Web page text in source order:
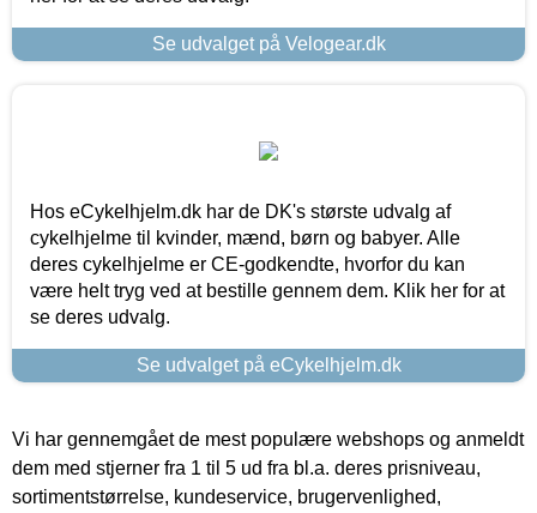
Se udvalget på Velogear.dk
Hos eCykelhjelm.dk har de DK's største udvalg af
cykelhjelme til kvinder, mænd, børn og babyer. Alle
deres cykelhjelme er CE-godkendte, hvorfor du kan
være helt tryg ved at bestille gennem dem. Klik her for at
se deres udvalg.
Se udvalget på eCykelhjelm.dk
Vi har gennemgået de mest populære webshops og anmeldt
dem med stjerner fra 1 til 5 ud fra bl.a. deres prisniveau,
sortimentstørrelse, kundeservice, brugervenlighed,